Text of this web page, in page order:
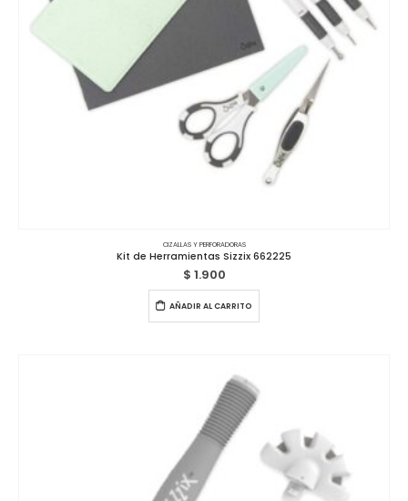
CIZALLAS Y PERFORADORAS
Kit de Herramientas Sizzix 662225
$ 1.900
AÑADIR AL CARRITO